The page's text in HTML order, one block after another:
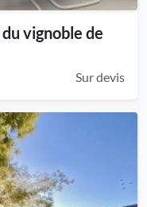
vignoble de
Sur devis